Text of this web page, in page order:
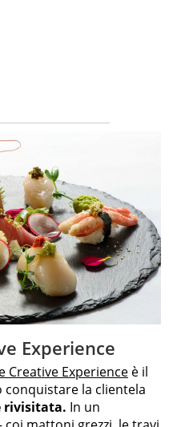
Experience
Creative Experience è il
conquistare la clientela
rivisitata. In un